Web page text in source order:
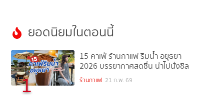
ยอดนิยมในตอนนี้
1
15 คาเฟ่ ร้านกาแฟ ริมน้ำ อยุธยา
2026 บรรยากาศสดชื่น น่าไปนั่งชิล
ร้านกาแฟ 21 ก.พ. 69